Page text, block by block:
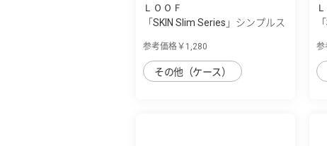
ＬＯＯＦ
「SKIN Slim Series」シンプルス
参考価格￥1,280
その他（ケース）
参